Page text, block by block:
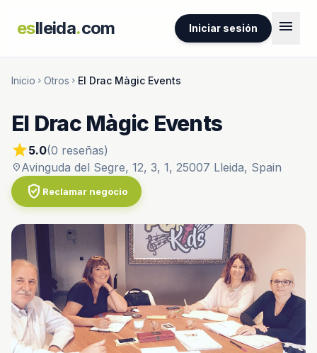
eslleida.com Iniciar sesión menu
Inicio chevron_right Otros chevron_right El Drac Màgic Events
El Drac Màgic Events
star5.0(0 reseñas)
location_onAvinguda del Segre, 12, 3, 1, 25007 Lleida, Spain
verified_user Reclamar negocio